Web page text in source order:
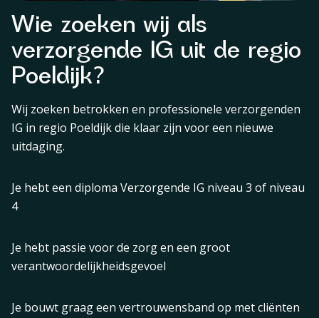
Wie zoeken wij als
verzorgende IG uit de regio
Poeldijk?
Wij zoeken betrokken en professionele verzorgenden
IG in regio Poeldijk die klaar zijn voor een nieuwe
uitdaging.
Je hebt een diploma Verzorgende IG niveau 3 of niveau
4
Je hebt passie voor de zorg en een groot
verantwoordelijkheidsgevoel
Je bouwt graag een vertrouwensband op met cliënten